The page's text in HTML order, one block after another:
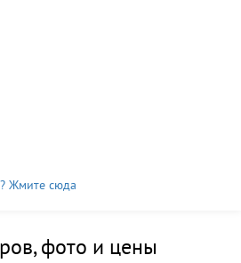
Жмите сюда
фото и цены